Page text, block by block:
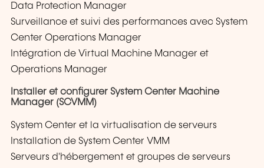
Data Protection Manager
Surveillance et suivi des performances avec System
Center Operations Manager
Intégration de Virtual Machine Manager et
Operations Manager
Installer et configurer System Center Machine
Manager (SCVMM)
System Center et la virtualisation de serveurs
Installation de System Center VMM
Serveurs d'hébergement et groupes de serveurs